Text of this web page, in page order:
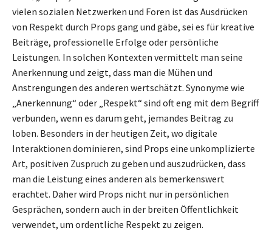
vielen sozialen Netzwerken und Foren ist das Ausdrücken
von Respekt durch Props gang und gäbe, sei es für kreative
Beiträge, professionelle Erfolge oder persönliche
Leistungen. In solchen Kontexten vermittelt man seine
Anerkennung und zeigt, dass man die Mühen und
Anstrengungen des anderen wertschätzt. Synonyme wie
„Anerkennung“ oder „Respekt“ sind oft eng mit dem Begriff
verbunden, wenn es darum geht, jemandes Beitrag zu
loben. Besonders in der heutigen Zeit, wo digitale
Interaktionen dominieren, sind Props eine unkomplizierte
Art, positiven Zuspruch zu geben und auszudrücken, dass
man die Leistung eines anderen als bemerkenswert
erachtet. Daher wird Props nicht nur in persönlichen
Gesprächen, sondern auch in der breiten Öffentlichkeit
verwendet, um ordentliche Respekt zu zeigen.